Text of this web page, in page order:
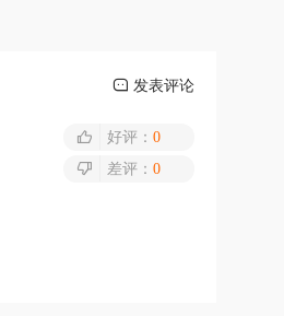
发表评论
好评： 0
差评： 0